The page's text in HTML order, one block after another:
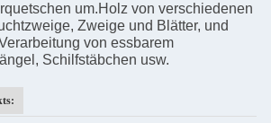
um.Holz von verschiedenen
Zweige und Blätter, und
von essbarem
Schilfstäbchen usw.